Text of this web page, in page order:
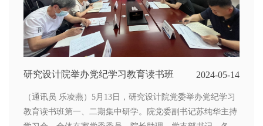
研究设计院举办党纪学习教育读书班 2024-05-14
（通讯员 乐凌燕）5月13日，研究设计院党委举办党纪学习
教育读书班第一、二期集中研学。院党委副书记苏纯华主持